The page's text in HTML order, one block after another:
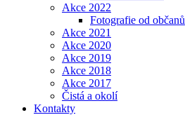
Akce 2022
Fotografie od občanů
Akce 2021
Akce 2020
Akce 2019
Akce 2018
Akce 2017
Čistá a okolí
Kontakty